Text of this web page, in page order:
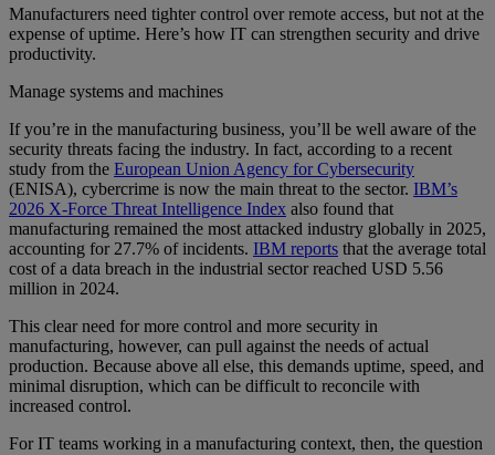
Manufacturers need tighter control over remote access, but not at the
expense of uptime. Here’s how IT can strengthen security and drive
productivity.
Manage systems and machines
If you’re in the manufacturing business, you’ll be well aware of the
security threats facing the industry. In fact, according to a recent
study from the European Union Agency for Cybersecurity
(ENISA), cybercrime is now the main threat to the sector. IBM’s
2026 X-Force Threat Intelligence Index also found that
manufacturing remained the most attacked industry globally in 2025,
accounting for 27.7% of incidents. IBM reports that the average total
cost of a data breach in the industrial sector reached USD 5.56
million in 2024.
This clear need for more control and more security in
manufacturing, however, can pull against the needs of actual
production. Because above all else, this demands uptime, speed, and
minimal disruption, which can be difficult to reconcile with
increased control.
For IT teams working in a manufacturing context, then, the question